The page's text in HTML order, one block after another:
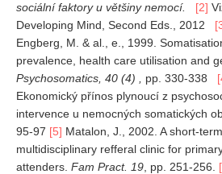
sociální faktory u většiny nemocí.
[2]
Developing Mind, Second Eds., 2012
Engberg, M. & al., e., 1999.
prevalence, health care utilisation and
Psychosomatics, 40 (4) , pp. 330-338
Ekonomický přínos plynoucí z
intervence u nemocných somatických
95-97 [5] Matalon, J., 2002. A short-
multidisciplinary refferal clinic for
attenders. Fam Pract. 19 , pp. 251-256.